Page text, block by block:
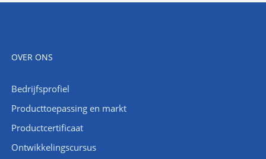
OVER ONS
Bedrijfsprofiel
Producttoepassing en markt
Productcertificaat
Ontwikkelingscursus